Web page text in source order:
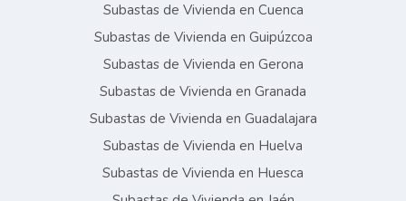
Subastas de Vivienda en Cuenca
Subastas de Vivienda en Guipúzcoa
Subastas de Vivienda en Gerona
Subastas de Vivienda en Granada
Subastas de Vivienda en Guadalajara
Subastas de Vivienda en Huelva
Subastas de Vivienda en Huesca